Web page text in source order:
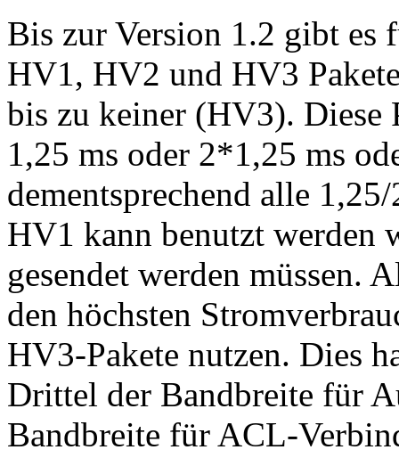
Bis zur Version 1.2 gibt es
HV1, HV2 und HV3
bis zu keiner (HV3). Diese
1,25 ms oder 2*1,25 ms
dementsprechend alle
HV1 kann benutzt werden
gesendet werden müssen.
den höchsten
HV3-Pakete nutzen. Dies
Drittel der Bandbreite für
Bandbreite für ACL-